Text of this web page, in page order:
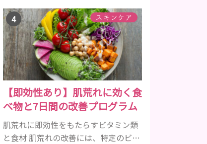
して一種類ではありません。人によっ
ても違いますし、症状や種類によって
も違います。まずはどんな病気なの
か、よりも、どんな種類のできものや
しこりがあるのかを解説いきましょ
う。 水疱 ご存知の方もいらっしゃるか
と思いますが、すいほう、と読みま
す。これは表皮や表皮下にできるもの
です。表皮は0.2mmほ...
スキンケア
【即効性あり】肌荒れに効く食
べ物と7日間の改善プログラム
肌荒れに即効性をもたらすビタミン類
と食材 肌荒れの改善には、特定のビタ